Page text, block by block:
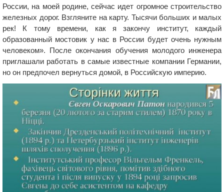
России, на моей родине, сейчас идет огромное строительство
железных дорог. Взгляните на карту. Тысячи больших и малых
рек! К тому времени, как я закончу институт, каждый
образованный мостовик у нас в России будет очень нужным
человеком». После окончания обучения молодого инженера
приглашали работать в самые известные компании Германии,
но он предпочел вернуться домой, в Российскую империю.